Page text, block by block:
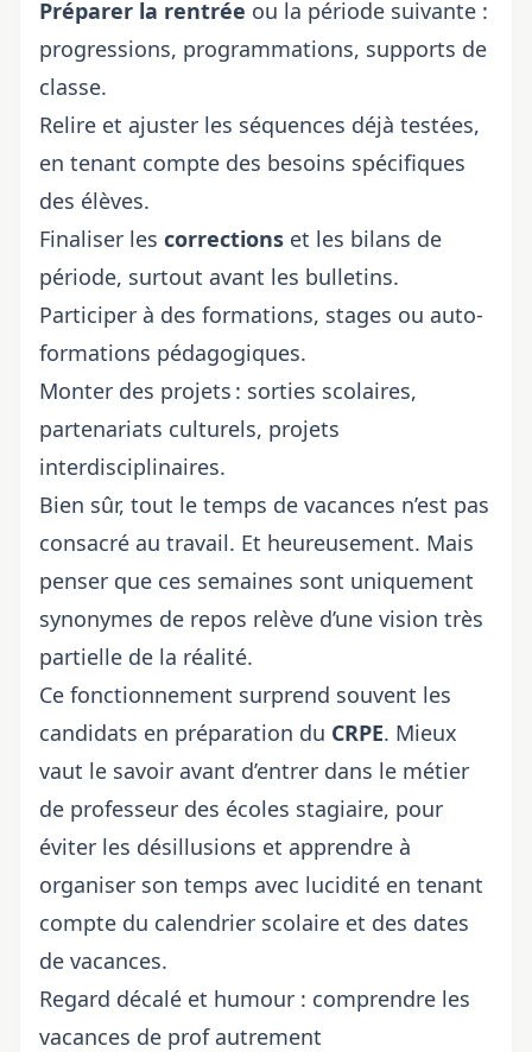
Préparer la rentrée ou la période suivante :
progressions, programmations, supports de
classe.
Relire et ajuster les séquences déjà testées,
en tenant compte des besoins spécifiques
des élèves.
Finaliser les corrections et les bilans de
période, surtout avant les bulletins.
Participer à des formations, stages ou auto-
formations pédagogiques.
Monter des projets : sorties scolaires,
partenariats culturels, projets
interdisciplinaires.
Bien sûr, tout le temps de vacances n’est pas
consacré au travail. Et heureusement. Mais
penser que ces semaines sont uniquement
synonymes de repos relève d’une vision très
partielle de la réalité.
Ce fonctionnement surprend souvent les
candidats en préparation du CRPE. Mieux
vaut le savoir avant d’entrer dans le métier
de professeur des écoles stagiaire, pour
éviter les désillusions et apprendre à
organiser son temps avec lucidité en tenant
compte du calendrier scolaire et des dates
de vacances.
Regard décalé et humour : comprendre les
vacances de prof autrement